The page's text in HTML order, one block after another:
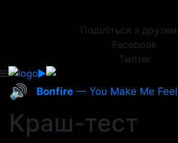
Поділіться з
Facebook
Twitter
🔊 Bonfire — You Make Me Feel
Краш-тест